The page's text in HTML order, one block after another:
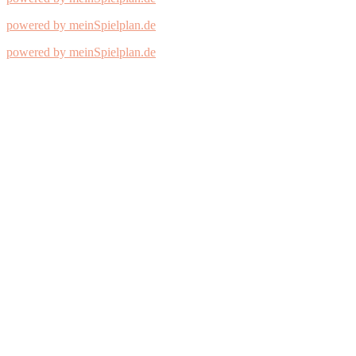
powered by meinSpielplan.de
powered by meinSpielplan.de